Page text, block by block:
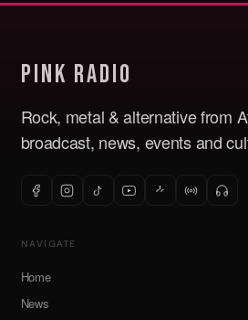
Pink Radio
Rock, metal & alternative from
broadcast, news, events and
NAVIGATE
Home
News